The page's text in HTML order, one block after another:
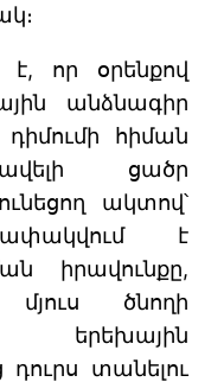
որ օրենքով
անձնագիր
հիման
ցածր
ակտով՝
է
իրավունքը,
ծնողի
երեխային
տանելու